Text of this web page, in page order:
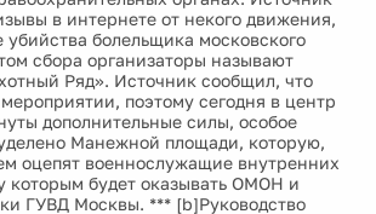
в интернете от некого движения,
убийства болельщика московского
сбора организаторы называют
Ряд». Источник сообщил, что
поэтому сегодня в центр
дополнительные силы, особое
Манежной площади, которую,
оцепят военнослужащие внутренних
которым будет оказывать ОМОН и
ГУВД Москвы. *** [b]Руководство